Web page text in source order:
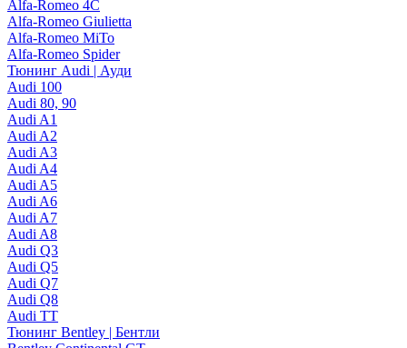
Alfa-Romeo 4C
Alfa-Romeo Giulietta
Alfa-Romeo MiTo
Alfa-Romeo Spider
Тюнинг Audi | Ауди
Audi 100
Audi 80, 90
Audi A1
Audi A2
Audi A3
Audi A4
Audi A5
Audi A6
Audi A7
Audi A8
Audi Q3
Audi Q5
Audi Q7
Audi Q8
Audi TT
Тюнинг Bentley | Бентли